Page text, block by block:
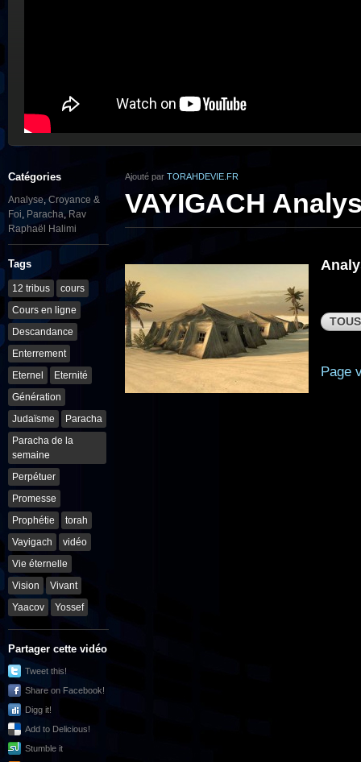
Catégories
Analyse, Croyance &
Foi, Paracha, Rav
Raphaël Halimi
Tags
12 tribus
cours
Cours en ligne
Descandance
Enterrement
Eternel
Eternité
Génération
Judaïsme
Paracha
Paracha de la
semaine
Perpétuer
Promesse
Prophétie
torah
Vayigach
vidéo
Vie éternelle
Vision
Vivant
Yaacov
Yossef
Partager cette vidéo
Tweet this!
Share on Facebook!
Digg it!
Add to Delicious!
Stumble it
Ajouté par TORAHDEVIE.FR
VAYIGACH
Page